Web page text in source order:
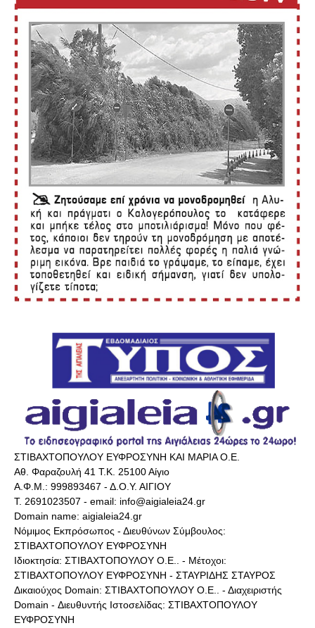
ΣΤΙΒΑΧΤΟΠΟΥΛΟΥ ΕΥΦΡΟΣΥΝΗ ΚΑΙ ΜΑΡΙΑ Ο.Ε.
Αθ. Φαραζουλή 41 Τ.Κ. 25100 Αίγιο
Α.Φ.Μ.: 999893467 - Δ.Ο.Υ. ΑΙΓΙΟΥ
Τ. 2691023507 - email: info@aigialeia24.gr
Domain name: aigialeia24.gr
Νόμιμος Εκπρόσωπος - Διευθύνων Σύμβουλος:
ΣΤΙΒΑΧΤΟΠΟΥΛΟΥ ΕΥΦΡΟΣΥΝΗ
Ιδιοκτησία: ΣΤΙΒΑΧΤΟΠΟΥΛΟΥ Ο.Ε.. - Μέτοχοι:
ΣΤΙΒΑΧΤΟΠΟΥΛΟΥ ΕΥΦΡΟΣΥΝΗ - ΣΤΑΥΡΙΔΗΣ ΣΤΑΥΡΟΣ
Δικαιούχος Domain: ΣΤΙΒΑΧΤΟΠΟΥΛΟΥ Ο.Ε.. - Διαχειριστής
Domain - Διευθυντής Ιστοσελίδας: ΣΤΙΒΑΧΤΟΠΟΥΛΟΥ
ΕΥΦΡΟΣΥΝΗ